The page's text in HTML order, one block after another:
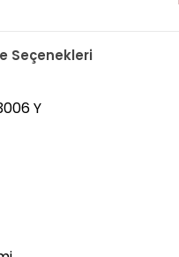
Seçenekleri
Y